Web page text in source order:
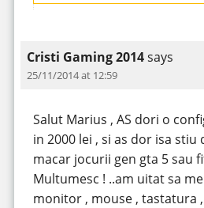
Cristi Gaming 2014says
25/11/2014 at 12:59
Salut Marius , AS dori o
in 2000 lei , si as dor isa stiu
macar jocurii gen gta 5 sau
Multumesc ! ..am uitat sa
monitor , mouse , tastatura